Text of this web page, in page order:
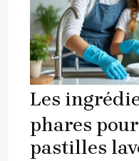
Les
phares
pastilles